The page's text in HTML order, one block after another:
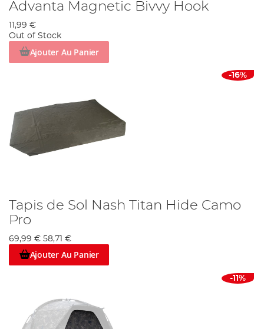
Advanta Magnetic Bivvy Hook
11,99 €
Out of Stock
Ajouter Au Panier
-16%
Tapis de Sol Nash Titan Hide Camo
Pro
69,99 € 58,71 €
Ajouter Au Panier
-11%